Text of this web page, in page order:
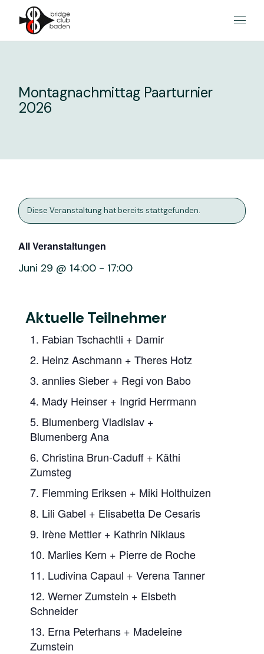
content
Montagnachmittag Paarturnier
2026
Diese Veranstaltung hat bereits stattgefunden.
All Veranstaltungen
Juni 29 @ 14:00 - 17:00
Aktuelle Teilnehmer
1. Fabian Tschachtli + Damir
2. Heinz Aschmann + Theres Hotz
3. annlies Sieber + Regi von Babo
4. Mady Heinser + Ingrid Herrmann
5. Blumenberg Vladislav +
Blumenberg Ana
6. Christina Brun-Caduff + Käthi
Zumsteg
7. Flemming Eriksen + Miki Holthuizen
8. Lili Gabel + Elisabetta De Cesaris
9. Irène Mettler + Kathrin Niklaus
10. Marlies Kern + Pierre de Roche
11. Ludivina Capaul + Verena Tanner
12. Werner Zumstein + Elsbeth
Schneider
13. Erna Peterhans + Madeleine
Zumstein